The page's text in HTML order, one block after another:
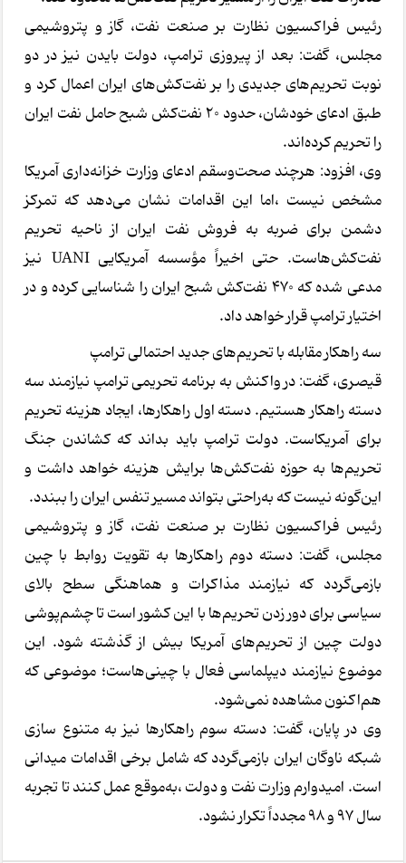
رئیس فراکسیون نظارت بر صنعت نفت، گاز و پتروشیمی
مجلس، گفت: بعد از پیروزی ترامپ، دولت بایدن نیز در دو
نوبت تحریم‌های جدیدی را بر نفت‌کش‌های ایران اعمال کرد و
طبق ادعای خودشان، حدود ۲۰ نفت‌کش شبح حامل نفت ایران
را تحریم کرده‌اند.
وی، افزود: هرچند صحت‌وسقم ادعای وزارت خزانه‌داری آمریکا
مشخص نیست ،اما این اقدامات نشان می‌دهد که تمرکز
دشمن برای ضربه به فروش نفت ایران از ناحیه تحریم
نفت‌کش‌هاست. حتی اخیراً مؤسسه آمریکایی UANI نیز
مدعی شده که ۴۷۰ نفت‌کش شبح ایران را شناسایی کرده و در
اختیار ترامپ قرار خواهد داد.
سه راهکار مقابله با تحریم‌های جدید احتمالی ترامپ
قیصری، گفت: در واکنش به برنامه تحریمی ترامپ نیازمند سه
دسته راهکار هستیم. دسته اول راهکارها، ایجاد هزینه تحریم
برای آمریکاست. دولت ترامپ باید بداند که کشاندن جنگ
تحریم‌ها به حوزه نفت‌کش‌ها برایش هزینه خواهد داشت و
این‌گونه نیست که به‌راحتی بتواند مسیر تنفس ایران را ببندد.
رئیس فراکسیون نظارت بر صنعت نفت، گاز و پتروشیمی
مجلس، گفت: دسته دوم راهکارها به تقویت روابط با چین
بازمی‌گردد که نیازمند مذاکرات و هماهنگی سطح بالای
سیاسی برای دور زدن تحریم‌ها با این کشور است تا چشم‌پوشی
دولت چین از تحریم‌های آمریکا بیش از گذشته شود. این
موضوع نیازمند دیپلماسی فعال با چینی‌هاست؛ موضوعی که
هم‌اکنون مشاهده نمی‌شود.
وی در پایان، گفت: دسته سوم راهکارها نیز به متنوع سازی
شبکه ناوگان ایران بازمی‌گردد که شامل برخی اقدامات میدانی
است. امیدوارم وزارت نفت و دولت ،به‌موقع عمل کنند تا تجربه
سال ۹۷ و ۹۸ مجدداً تکرار نشود.